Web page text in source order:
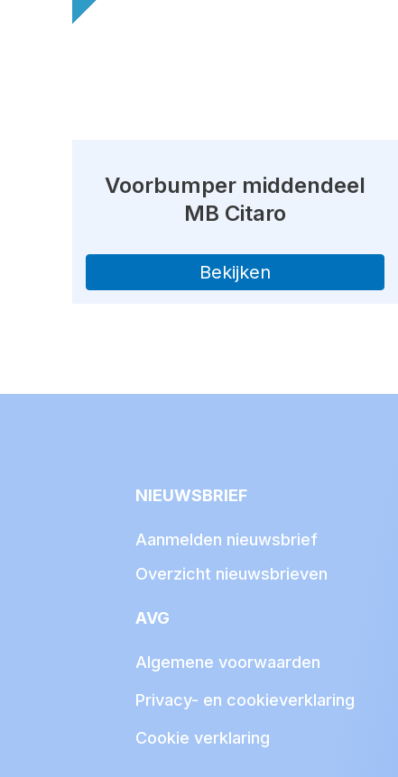
Voorbumper middendeel
MB Citaro
Bekijken
NIEUWSBRIEF
Aanmelden nieuwsbrief
Overzicht nieuwsbrieven
AVG
Algemene voorwaarden
Privacy- en cookieverklaring
Cookie verklaring